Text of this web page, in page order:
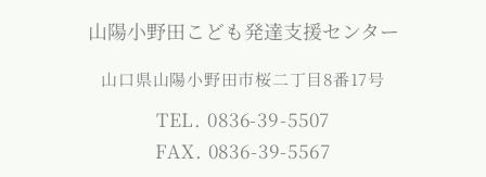
山陽小野田こども発達支援センター
山口県山陽小野田市桜二丁目8番17号
TEL. 0836-39-5507
FAX. 0836-39-5567